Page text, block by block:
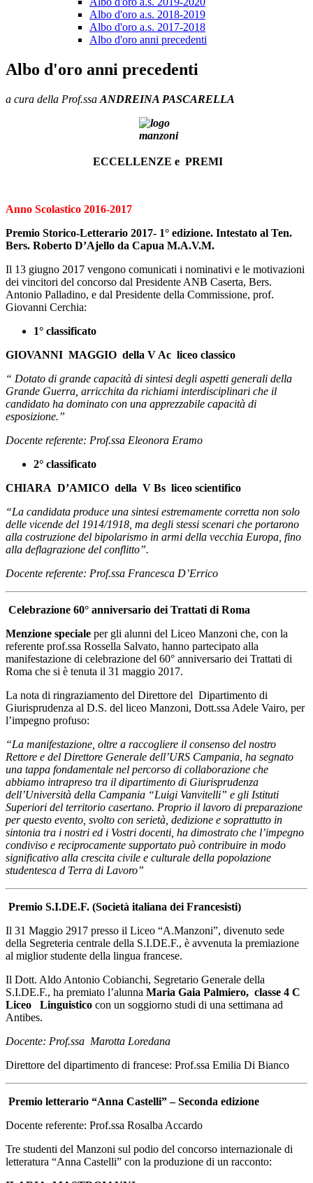
Albo d'oro a.s. 2018-2019
Albo d'oro a.s. 2017-2018
Albo d'oro anni precedenti
Albo d'oro anni precedenti
a cura della Prof.ssa ANDREINA PASCARELLA
ECCELLENZE e PREMI
Anno Scolastico 2016-2017
Premio Storico-Letterario 2017- 1° edizione. Intestato al Ten.
Bers. Roberto D’Ajello da Capua M.A.V.M.
Il 13 giugno 2017 vengono comunicati i nominativi e le motivazioni
dei vincitori del concorso dal Presidente ANB Caserta, Bers.
Antonio Palladino, e dal Presidente della Commissione, prof.
Giovanni Cerchia:
1° classificato
GIOVANNI MAGGIO della V Ac liceo classico
“ Dotato di grande capacità di sintesi degli aspetti generali della
Grande Guerra, arricchita da richiami interdisciplinari che il
candidato ha dominato con una apprezzabile capacità di
esposizione.”
Docente referente: Prof.ssa Eleonora Eramo
2° classificato
CHIARA D’AMICO della V Bs liceo scientifico
“La candidata produce una sintesi estremamente corretta non solo
delle vicende del 1914/1918, ma degli stessi scenari che portarono
alla costruzione del bipolarismo in armi della vecchia Europa, fino
alla deflagrazione del conflitto”.
Docente referente: Prof.ssa Francesca D’Errico
Celebrazione 60° anniversario dei Trattati di Roma
Menzione speciale per gli alunni del Liceo Manzoni che, con la
referente prof.ssa Rossella Salvato, hanno partecipato alla
manifestazione di celebrazione del 60° anniversario dei Trattati di
Roma che si è tenuta il 31 maggio 2017.
La nota di ringraziamento del Direttore del Dipartimento di
Giurisprudenza al D.S. del liceo Manzoni, Dott.ssa Adele Vairo, per
l’impegno profuso:
“La manifestazione, oltre a raccogliere il consenso del nostro
Rettore e del Direttore Generale dell’URS Campania, ha segnato
una tappa fondamentale nel percorso di collaborazione che
abbiamo intrapreso tra il dipartimento di Giurisprudenza
dell’Università della Campania “Luigi Vanvitelli” e gli Istituti
Superiori del territorio casertano. Proprio il lavoro di preparazione
per questo evento, svolto con serietà, dedizione e soprattutto in
sintonia tra i nostri ed i Vostri docenti, ha dimostrato che l’impegno
condiviso e reciprocamente supportato può contribuire in modo
significativo alla crescita civile e culturale della popolazione
studentesca d Terra di Lavoro”
Premio S.I.DE.F. (Società italiana dei Francesisti)
Il 31 Maggio 2917 presso il Liceo “A.Manzoni”, divenuto sede
della Segreteria centrale della S.I.DE.F., è avvenuta la premiazione
al miglior studente della lingua francese.
Il Dott. Aldo Antonio Cobianchi, Segretario Generale della
S.I.DE.F., ha premiato l’alunna Maria Gaia Palmiero, classe 4 C
Liceo Linguistico con un soggiorno studi di una settimana ad
Antibes.
Docente: Prof.ssa Marotta Loredana
Direttore del dipartimento di francese: Prof.ssa Emilia Di Bianco
Premio letterario “Anna Castelli” – Seconda edizione
Docente referente: Prof.ssa Rosalba Accardo
Tre studenti del Manzoni sul podio del concorso internazionale di
letteratura “Anna Castelli” con la produzione di un racconto: